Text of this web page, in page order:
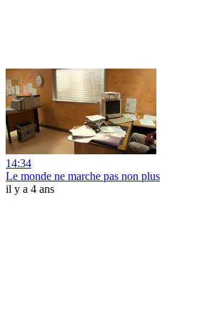
14:34
Le monde ne marche pas non plus
il y a 4 ans